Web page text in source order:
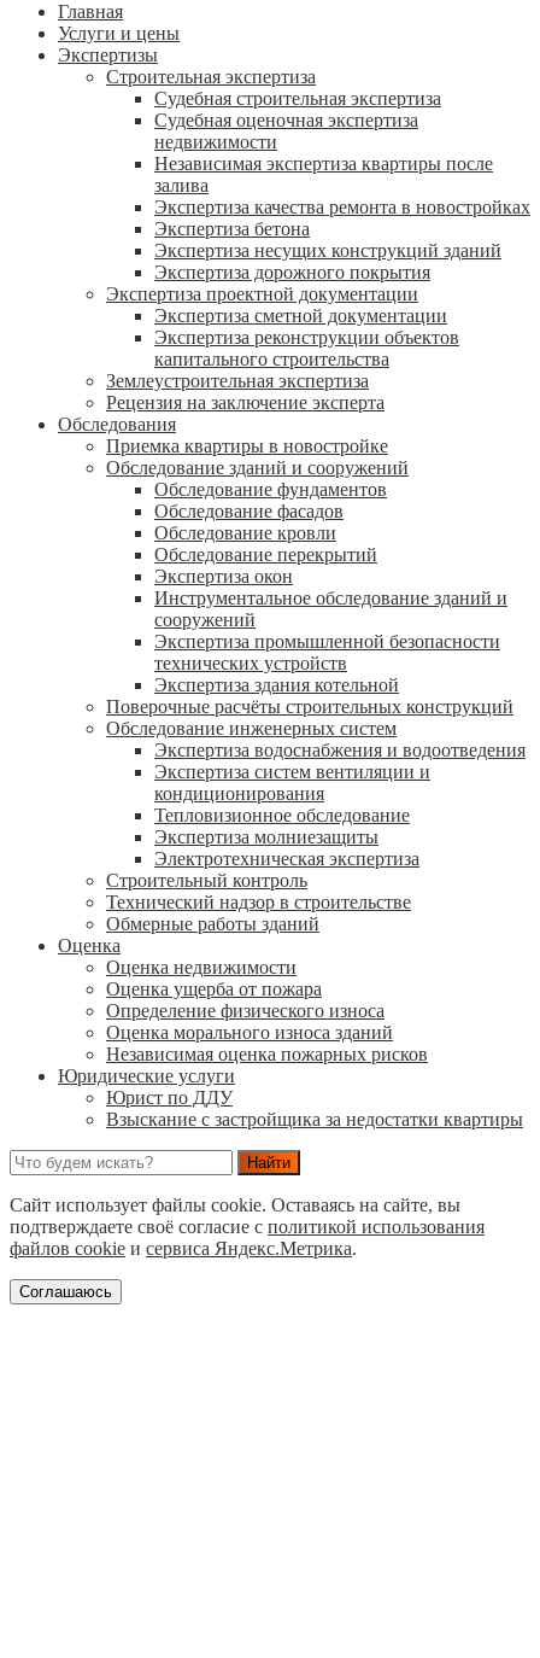
Главная
Услуги и цены
Экспертизы
Строительная экспертиза
Судебная строительная экспертиза
Судебная оценочная экспертиза
недвижимости
Независимая экспертиза квартиры после
залива
Экспертиза качества ремонта в новостройках
Экспертиза бетона
Экспертиза несущих конструкций зданий
Экспертиза дорожного покрытия
Экспертиза проектной документации
Экспертиза сметной документации
Экспертиза реконструкции объектов
капитального строительства
Землеустроительная экспертиза
Рецензия на заключение эксперта
Обследования
Приемка квартиры в новостройке
Обследование зданий и сооружений
Обследование фундаментов
Обследование фасадов
Обследование кровли
Обследование перекрытий
Экспертиза окон
Инструментальное обследование зданий и
сооружений
Экспертиза промышленной безопасности
технических устройств
Экспертиза здания котельной
Поверочные расчёты строительных конструкций
Обследование инженерных систем
Экспертиза водоснабжения и водоотведения
Экспертиза систем вентиляции и
кондиционирования
Тепловизионное обследование
Экспертиза молниезащиты
Электротехническая экспертиза
Строительный контроль
Технический надзор в строительстве
Обмерные работы зданий
Оценка
Оценка недвижимости
Оценка ущерба от пожара
Определение физического износа
Оценка морального износа зданий
Независимая оценка пожарных рисков
Юридические услуги
Юрист по ДДУ
Взыскание с застройщика за недостатки квартиры
Сайт использует файлы cookie. Оставаясь на сайте, вы
подтверждаете своё согласие с политикой использования
файлов cookie и сервиса Яндекс.Метрика.
Соглашаюсь